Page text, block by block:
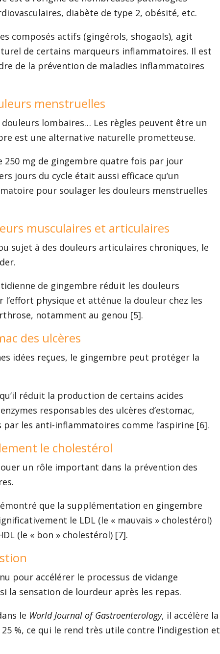
diabète de type 2, obésité, etc.
composés actifs (gingérols, shogaols), agit
de certains marqueurs inflammatoires. Il est
de la prévention de maladies inflammatoires
menstruelles
lombaires… Les règles peuvent être un
est une alternative naturelle prometteuse.
250 mg de gingembre quatre fois par jour
jours du cycle était aussi efficace qu’un
pour soulager les douleurs menstruelles
musculaires et articulaires
sujet à des douleurs articulaires chroniques, le
de gingembre réduit les douleurs
l’effort physique et atténue la douleur chez les
notamment au genou [5].
des ulcères
idées reçues, le gingembre peut protéger la
réduit la production de certains acides
responsables des ulcères d’estomac,
par les anti-inflammatoires comme l’aspirine [6].
le cholestérol
un rôle important dans la prévention des
que la supplémentation en gingembre
le LDL (le « mauvais » cholestérol)
(le « bon » cholestérol) [7].
pour accélérer le processus de vidange
la sensation de lourdeur après les repas.
le World Journal of Gastroenterology, il accélère la
25 %, ce qui le rend très utile contre l’indigestion et